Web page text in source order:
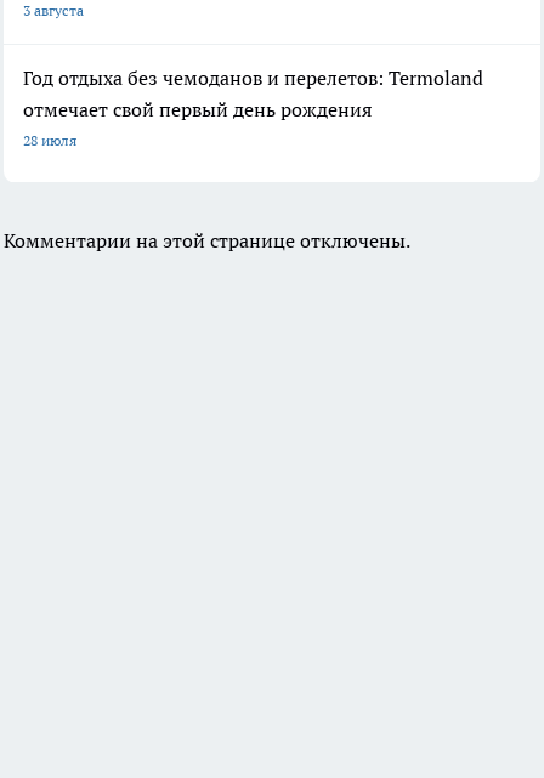
3 августа
Год отдыха без чемоданов и перелетов: Termoland
отмечает свой первый день рождения
28 июля
Комментарии на этой странице отключены.